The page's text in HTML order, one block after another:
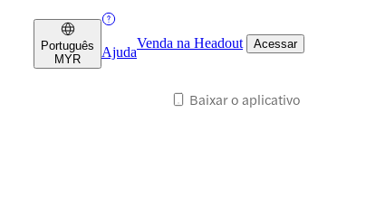
Português
MYR
Ajuda
Venda na Headout Acessar
Baixar o aplicativo